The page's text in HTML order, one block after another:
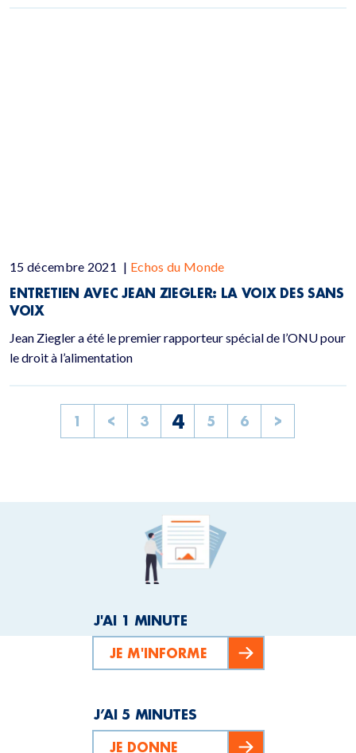
15 décembre 2021 | Echos du Monde
ENTRETIEN AVEC JEAN ZIEGLER: LA VOIX DES SANS
VOIX
Jean Ziegler a été le premier rapporteur spécial de l’ONU pour
le droit à l’alimentation
1 < 3 4 5 6 >
J'AI 1 MINUTE
JE M'INFORME
J’AI 5 MINUTES
JE DONNE